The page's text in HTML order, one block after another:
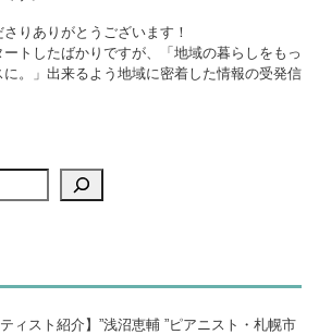
りありがとうございます！
トしたばかりですが、「地域の暮らしをもっ
。」出来るよう地域に密着した情報の受発信
ティスト紹介】”浅沼恵輔 ”ピアニスト・札幌市